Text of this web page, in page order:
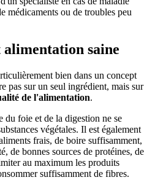
médicaments ou de troubles peu
saine
bien dans un concept
pas sur un seul ingrédient, mais sur
de l'alimentation.
du foie et de la digestion ne se
végétales. Il est également
frais, de boire suffisamment,
de bonnes sources de protéines, de
au maximum les produits
suffisamment de fibres.